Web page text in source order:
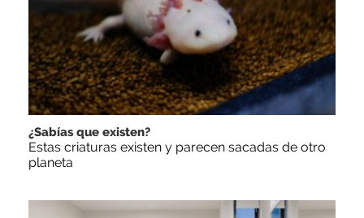
¿Sabías que existen?
Estas criaturas existen y parecen sacadas de otro
planeta